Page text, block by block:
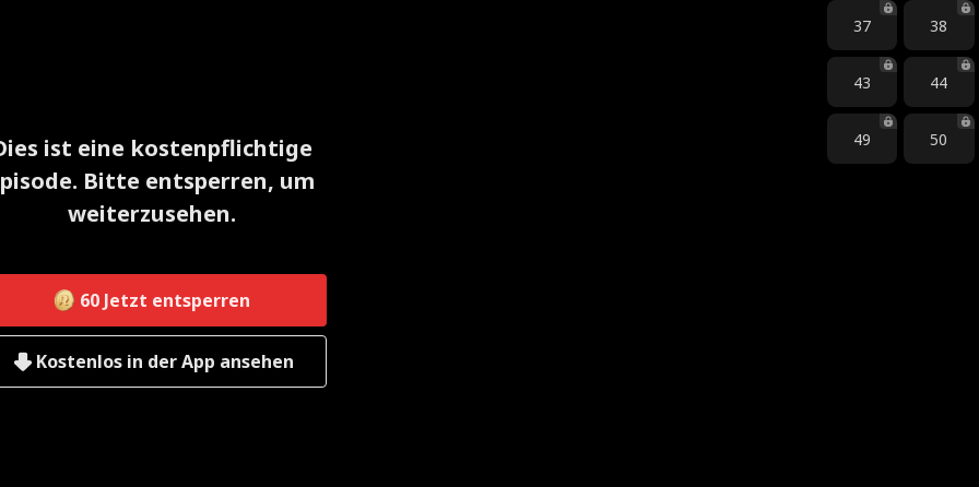
ist eine kostenpflichtige
Bitte entsperren, um
weiterzusehen.
60 Jetzt entsperren
Kostenlos in der App ansehen
37 38
43 44
49 50